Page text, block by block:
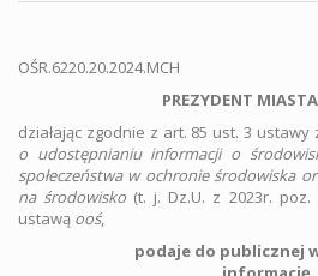
PREZYDENT
działając zgodnie z art. 85 ust. 3
o udostępnianiu informacji o
społeczeństwa w ochronie środowiska
na środowisko (t. j. Dz.U. z 2023r.
ustawą ooś,
podaje do publicznej